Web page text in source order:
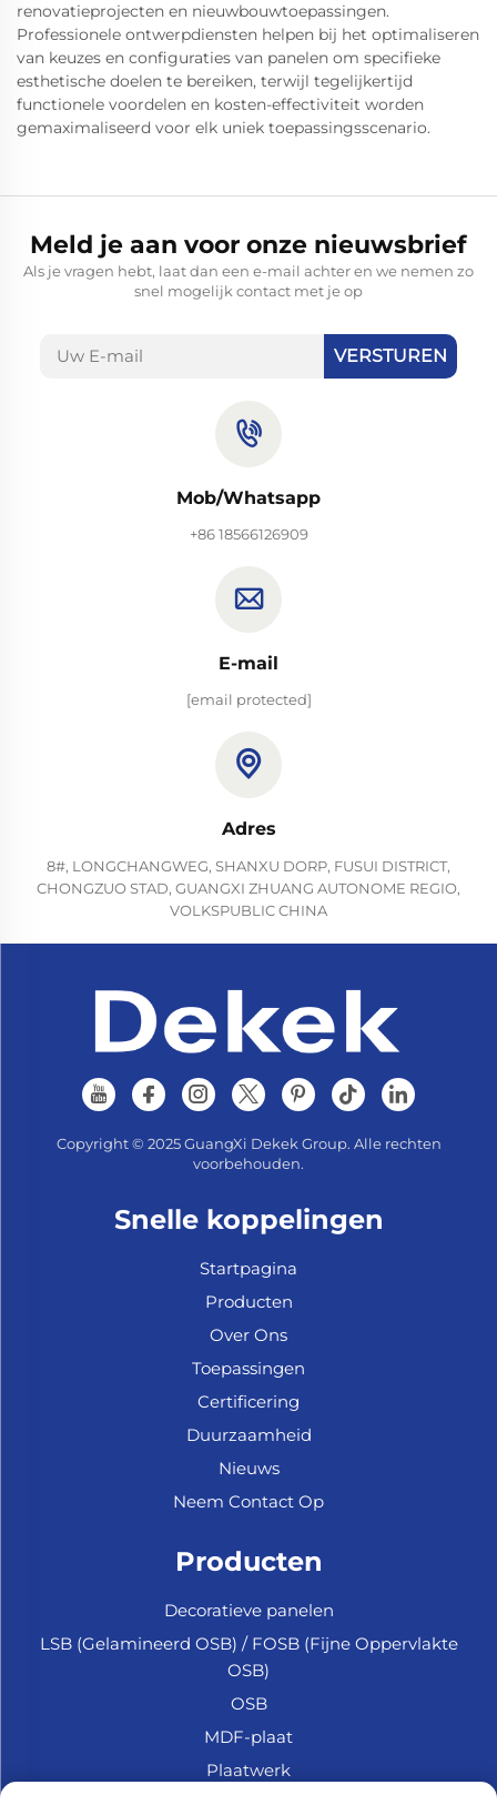
renovatieprojecten en nieuwbouwtoepassingen.
Professionele ontwerpdiensten helpen bij het optimaliseren
van keuzes en configuraties van panelen om specifieke
esthetische doelen te bereiken, terwijl tegelijkertijd
functionele voordelen en kosten-effectiviteit worden
gemaximaliseerd voor elk uniek toepassingsscenario.
Meld je aan voor onze nieuwsbrief
Als je vragen hebt, laat dan een e-mail achter en we nemen zo
snel mogelijk contact met je op
VERSTUREN
Mob/Whatsapp
+86 18566126909
E-mail
[email protected]
Adres
8#, LONGCHANGWEG, SHANXU DORP, FUSUI DISTRICT,
CHONGZUO STAD, GUANGXI ZHUANG AUTONOME REGIO,
VOLKSPUBLIC CHINA
Copyright © 2025 GuangXi Dekek Group. Alle rechten
voorbehouden.
Snelle koppelingen
Startpagina
Producten
Over Ons
Toepassingen
Certificering
Duurzaamheid
Nieuws
Neem Contact Op
Producten
Decoratieve panelen
LSB (Gelamineerd OSB) / FOSB (Fijne Oppervlakte
OSB)
OSB
MDF-plaat
Plaatwerk